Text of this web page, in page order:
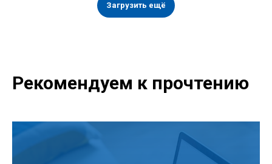
Загрузить ещё
Рекомендуем к прочтению